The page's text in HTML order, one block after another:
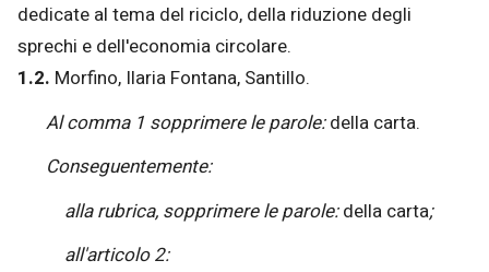
dedicate al tema del riciclo, della riduzione degli
sprechi e dell'economia circolare.
1.2. Morfino, Ilaria Fontana, Santillo.
Al comma 1 sopprimere le parole:della carta.
Conseguentemente:
alla rubrica, sopprimere le parole:della carta;
all'articolo 2: